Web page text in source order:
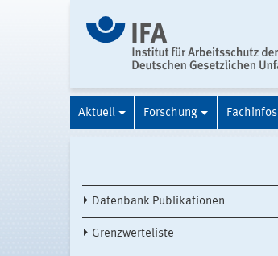
Aktuell Forschung Fachinfos
Datenbank Publikationen
Grenzwerteliste